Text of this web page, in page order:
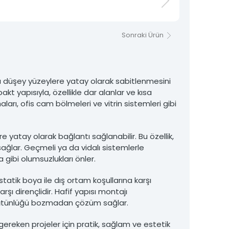
Sonraki Ürün
düşey yüzeylere yatay olarak sabitlenmesini
yapısıyla, özellikle dar alanlar ve kısa
ofis cam bölmeleri ve vitrin sistemleri gibi
yatay olarak bağlantı sağlanabilir. Bu özellik,
Geçmeli ya da vidalı sistemlerle
gibi olumsuzlukları önler.
boya ile dış ortam koşullarına karşı
dirençlidir. Hafif yapısı montajı
bozmadan çözüm sağlar.
projeler için pratik, sağlam ve estetik